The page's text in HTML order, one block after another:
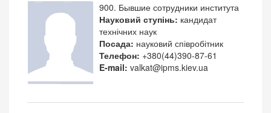
900. Бывшие сотрудники института
Науковий ступінь: кандидат
технічних наук
Посада: науковий співробітник
Телефон: +380(44)390-87-61
E-mail:valkat@ipms.kiev.ua